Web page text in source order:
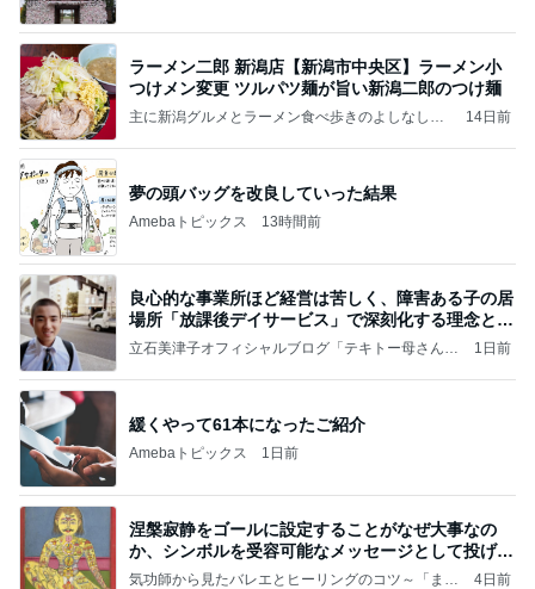
ラーメン二郎 新潟店【新潟市中央区】ラーメン小
つけメン変更 ツルパツ麺が旨い新潟二郎のつけ麺
主に新潟グルメとラーメン食べ歩きのよしなしご
14日前
夢の頭バッグを改良していった結果
Amebaトピックス 13時間前
良心的な事業所ほど経営は苦しく、障害ある子の居
場所「放課後デイサービス」で深刻化する理念と現
実の
立石美津子オフィシャルブログ「テキトー母さんの
1日前
緩くやって61本になったご紹介
Amebaトピックス 1日前
涅槃寂静をゴールに設定することがなぜ大事なの
か、シンボルを受容可能なメッセージとして投げる
ことが
気功師から見たバレエとヒーリングのコツ～「まと
4日前